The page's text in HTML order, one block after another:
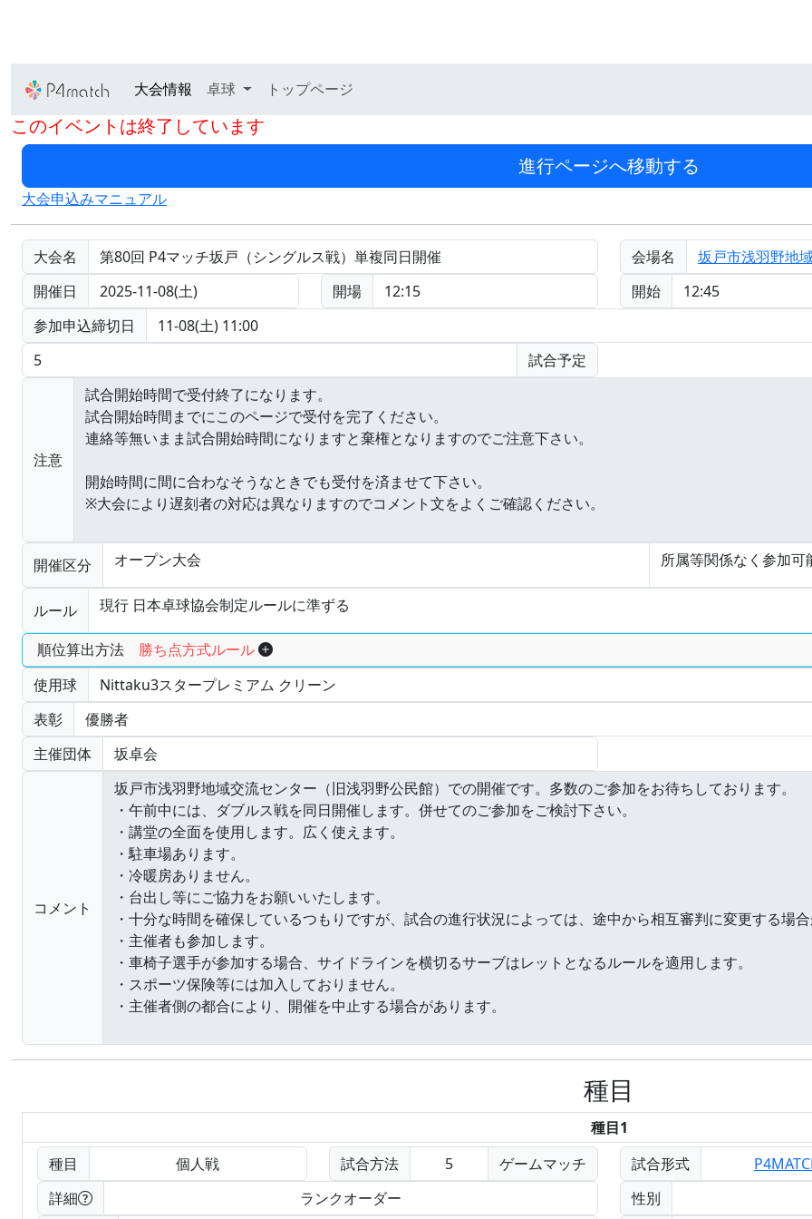
大会情報 卓球 トップページ
このイベントは終了しています
大会申込みマニュアル
大会名 第80回 P4マッチ坂戸（シングルス戦）単複同日開催 会場名
坂戸市浅羽野地
開催日
2025-11-08(土) 開場 12:15 開始
12:45
参加申込締切日
11-08(土) 11:00
5
試合予定
注意
開催区分 オープン大会 所属等関係なく参加可
ルール 現行 日本卓球協会制定ルールに準ずる
順位算出方法 勝ち点方式ルール
使用球
Nittaku3スタープレミアム クリーン
表彰
優勝者
主催団体
坂卓会
コメント
種目
種目1
種目
個人戦 試合方法 5 ゲームマッチ 試合形式
詳細
ランクオーダー 性別